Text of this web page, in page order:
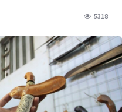
5318